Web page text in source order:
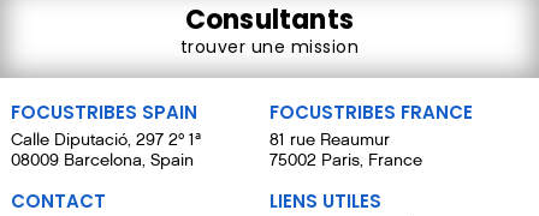
Consultants
trouver une mission
FOCUSTRIBES SPAIN
Calle Diputació, 297 2º 1ª
08009 Barcelona, Spain
FOCUSTRIBES FRANCE
81 rue Reaumur
75002 Paris, France
CONTACT LIENS UTILES